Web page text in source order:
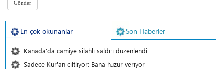
En çok okunanlar Son Haberler
Kanada'da camiye silahlı saldırı düzenlendi
Sadece Kur'an ciltliyor: Bana huzur veriyor